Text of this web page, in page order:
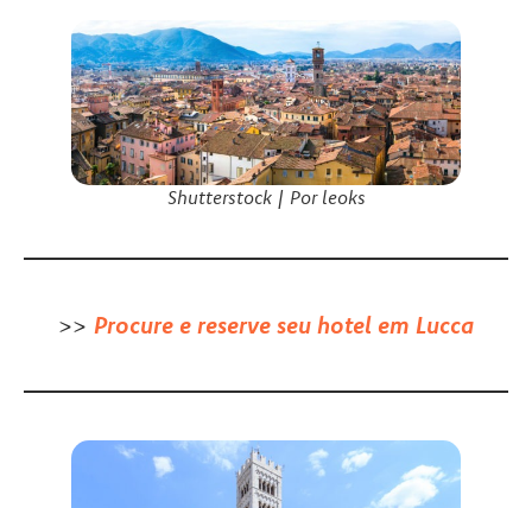
Shutterstock | Por leoks
>> Procure e reserve seu hotel em Lucca